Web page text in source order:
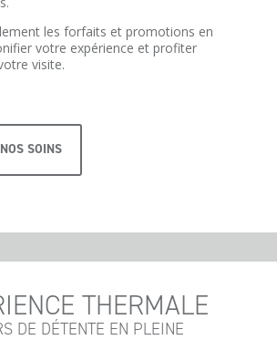
les forfaits et promotions en
votre expérience et profiter
visite.
SOINS
THERMALE
DE DÉTENTE EN PLEINE